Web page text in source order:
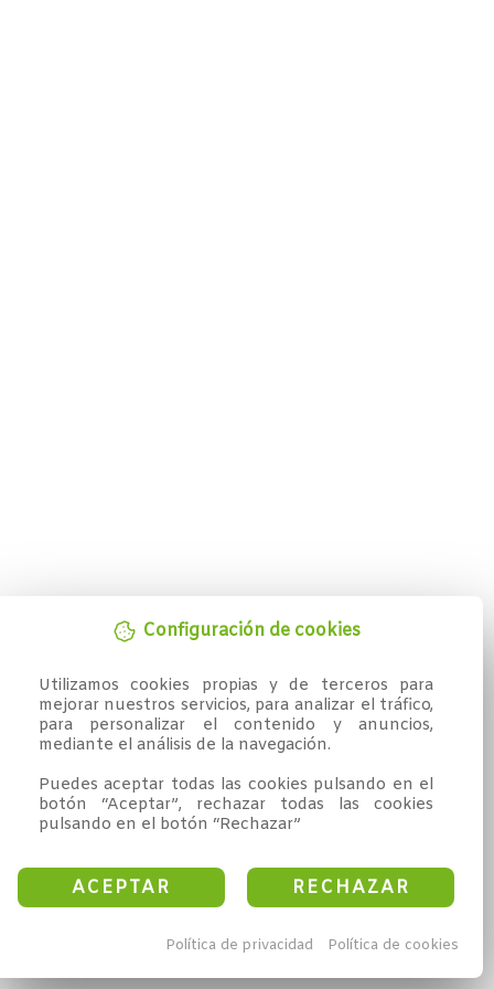
Configuración de cookies
Utilizamos cookies propias y de terceros para
mejorar nuestros servicios, para analizar el tráfico,
para personalizar el contenido y anuncios,
mediante el análisis de la navegación.
Puedes aceptar todas las cookies pulsando en el
botón “Aceptar”, rechazar todas las cookies
pulsando en el botón “Rechazar”
ACEPTAR RECHAZAR
Política de privacidad Política de cookies